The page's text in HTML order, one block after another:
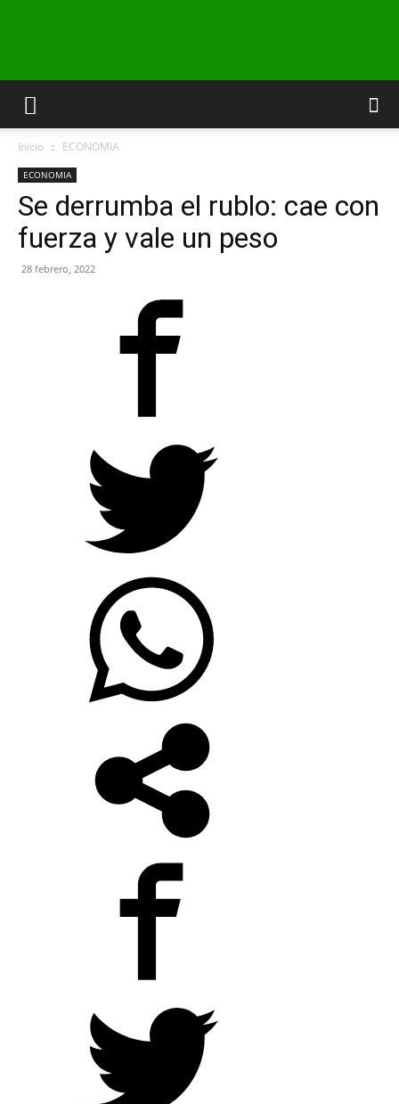
INFO24
NEGRO
Inicio ECONOMIA
ECONOMIA
Se derrumba el rublo: cae con
fuerza y vale un peso
28 febrero, 2022